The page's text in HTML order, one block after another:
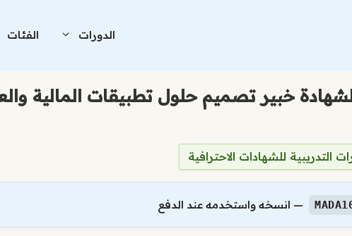
الدورات الفئات
التدريبية للشهادات الاحترافية
— انسخه واستخدمه عند الدفع